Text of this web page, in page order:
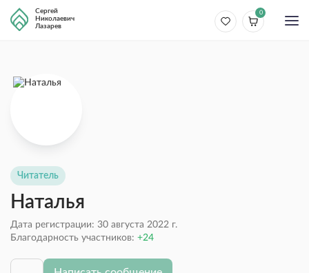
Сергей
Николаевич
Лазарев
0
Читатель
Наталья
Дата регистрации: 30 августа 2022 г.
Благодарность участников:
24